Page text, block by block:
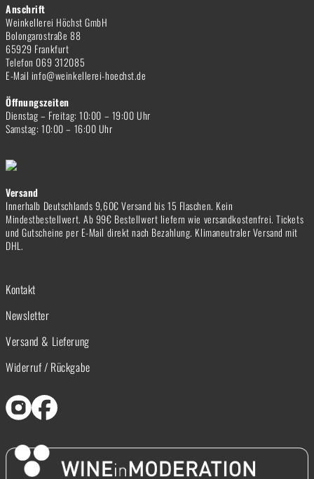
Anschrift
Weinkellerei Höchst GmbH
Bolongarostraße 88
65929 Frankfurt
Telefon 069 312085
E-Mail info@weinkellerei-hoechst.de
Öffnungszeiten
Dienstag – Freitag: 10:00 – 19:00 Uhr
Samstag: 10:00 – 16:00 Uhr
Versand
Innerhalb Deutschlands 9,60€ Versand bis 15 Flaschen. Kein
Mindestbestellwert. Ab 99€ Bestellwert liefern wie versandkostenfrei. Tickets
und Gutscheine per E-Mail direkt nach Bezahlung. Klimaneutraler Versand mit
DHL.
Kontakt
Newsletter
Versand & Lieferung
Widerruf / Rückgabe